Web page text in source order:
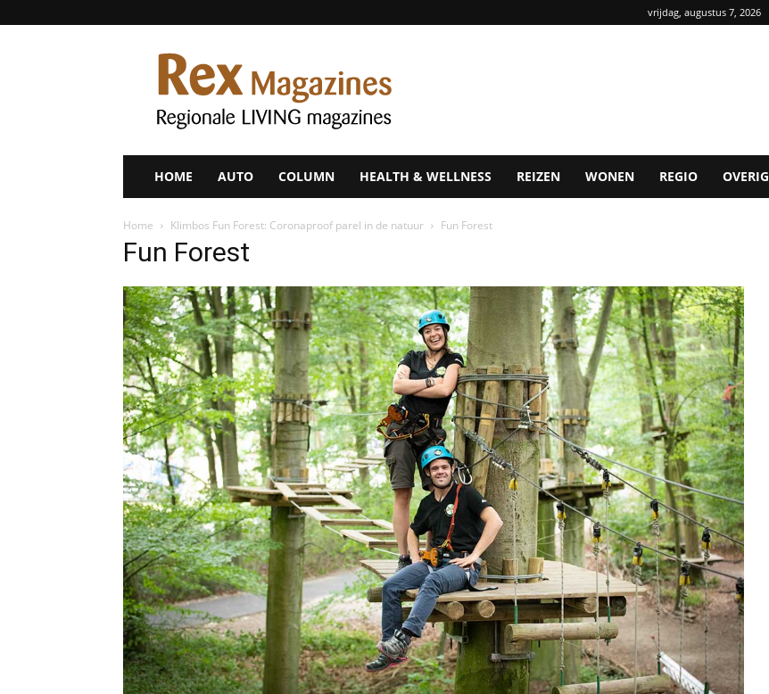
vrijdag, augustus 7, 2026
Rex
Magazines
HOME AUTO COLUMN HEALTH & WELLNESS REIZEN WONEN REGIO OVERIG
Home Klimbos Fun Forest: Coronaproof parel in de natuur Fun Forest
Fun Forest